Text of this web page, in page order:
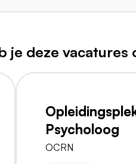
je deze vacatures
Psycholoog
OCRN